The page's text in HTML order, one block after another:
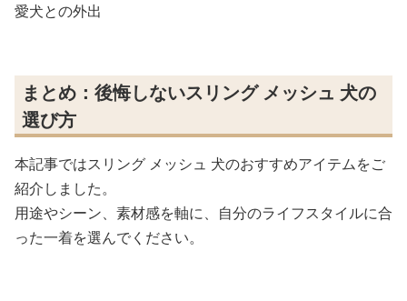
愛犬との外出
まとめ：後悔しないスリング メッシュ 犬の
選び方
本記事ではスリング メッシュ 犬のおすすめアイテムをご
紹介しました。
用途やシーン、素材感を軸に、自分のライフスタイルに合
った一着を選んでください。